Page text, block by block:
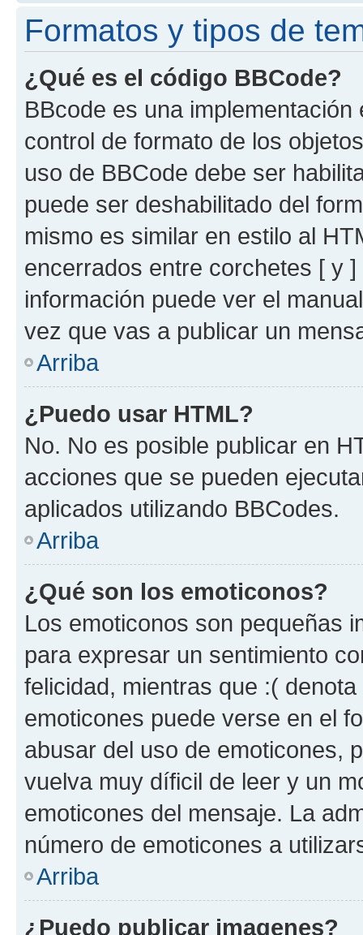
Formatos y tipos de
¿Qué es el código BBCode?
BBcode es una
control de formato de los
uso de BBCode debe ser
puede ser deshabilitado del
mismo es similar en estilo al
encerrados entre corchetes [ y
información puede ver el
vez que vas a publicar un
Arriba
¿Puedo usar HTML?
No. No es posible publicar en
acciones que se pueden
aplicados utilizando BBCodes.
Arriba
¿Qué son los emoticonos?
Los emoticonos son pequeñas
para expresar un sentimiento
felicidad, mientras que :(
emoticones puede verse en el
abusar del uso de emoticones,
vuelva muy díficil de leer y un
emoticones del mensaje. La
número de emoticones a
Arriba
¿Puedo publicar imagenes?